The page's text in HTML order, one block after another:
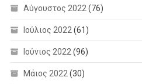
Αύγουστος 2022 (76)
Ιούλιος 2022 (61)
Ιούνιος 2022 (96)
Μάιος 2022 (30)